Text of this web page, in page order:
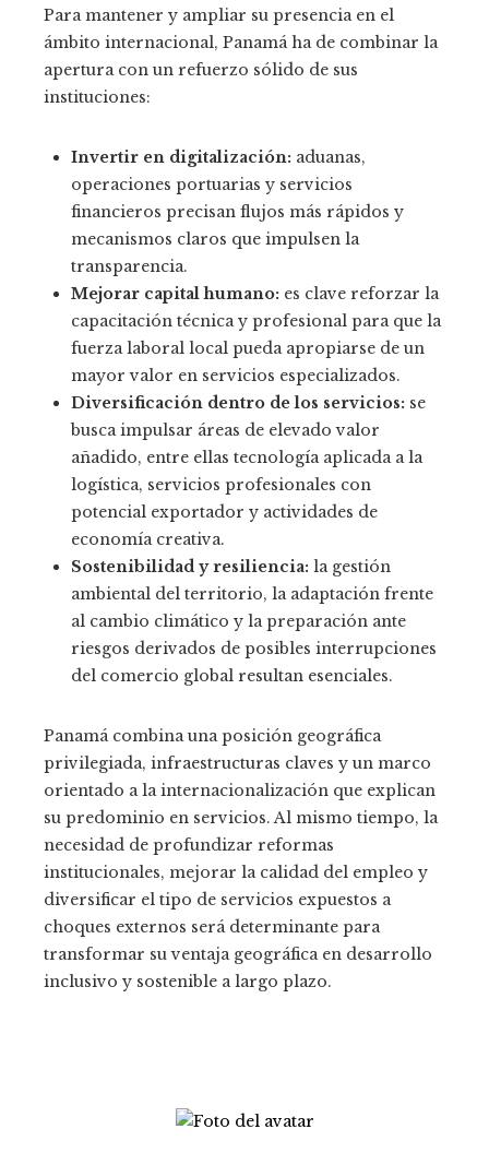
Para mantener y ampliar su presencia en el
ámbito internacional, Panamá ha de combinar la
apertura con un refuerzo sólido de sus
instituciones:
Invertir en digitalización: aduanas,
operaciones portuarias y servicios
financieros precisan flujos más rápidos y
mecanismos claros que impulsen la
transparencia.
Mejorar capital humano: es clave reforzar la
capacitación técnica y profesional para que la
fuerza laboral local pueda apropiarse de un
mayor valor en servicios especializados.
Diversificación dentro de los servicios: se
busca impulsar áreas de elevado valor
añadido, entre ellas tecnología aplicada a la
logística, servicios profesionales con
potencial exportador y actividades de
economía creativa.
Sostenibilidad y resiliencia: la gestión
ambiental del territorio, la adaptación frente
al cambio climático y la preparación ante
riesgos derivados de posibles interrupciones
del comercio global resultan esenciales.
Panamá combina una posición geográfica
privilegiada, infraestructuras claves y un marco
orientado a la internacionalización que explican
su predominio en servicios. Al mismo tiempo, la
necesidad de profundizar reformas
institucionales, mejorar la calidad del empleo y
diversificar el tipo de servicios expuestos a
choques externos será determinante para
transformar su ventaja geográfica en desarrollo
inclusivo y sostenible a largo plazo.